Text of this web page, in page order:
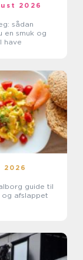
2026
sådan
en smuk og
have
2026
guide til
afslappet